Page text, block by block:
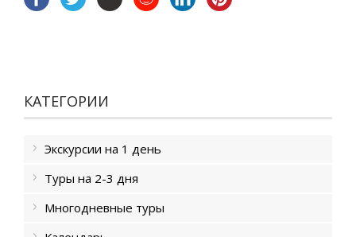
КАТЕГОРИИ
Экскурсии на 1 день
Туры на 2-3 дня
Многодневные туры